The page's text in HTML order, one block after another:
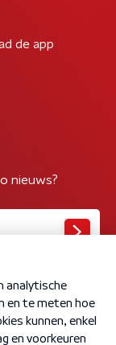
de app
nieuws?